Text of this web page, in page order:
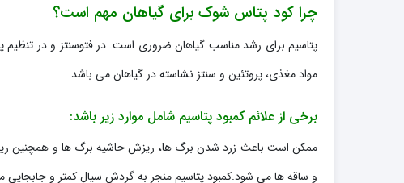
چرا کود پتاس شوک برای گیاهان مهم است؟
پتاسیم برای رشد مناسب گیاهان ضروری است. در فتوسنتز و در تنظیم
مواد مغذی، پروتئین و سنتز نشاسته در گیاهان می باشد
برخی از علائم کمبود پتاسیم شامل موارد زیر باشد:
ممکن است باعث زرد شدن برگ ها، ریزش حاشیه برگ ها و همچنین
و ساقه ها می شود.کمبود پتاسیم منجر به گردش سیال کمتر و